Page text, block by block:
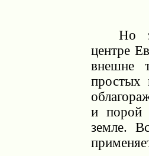
Но
центре
внешне
простых
и порой
земле.